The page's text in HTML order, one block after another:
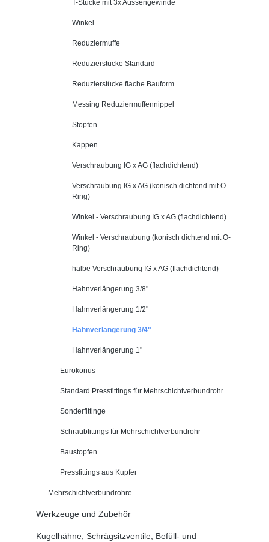
T-Stücke mit 3x Aussengewinde
Winkel
Reduziermuffe
Reduzierstücke Standard
Reduzierstücke flache Bauform
Messing Reduziermuffennippel
Stopfen
Kappen
Verschraubung IG x AG (flachdichtend)
Verschraubung IG x AG (konisch dichtend mit O-
Ring)
Winkel - Verschraubung IG x AG (flachdichtend)
Winkel - Verschraubung (konisch dichtend mit O-
Ring)
halbe Verschraubung IG x AG (flachdichtend)
Hahnverlängerung 3/8"
Hahnverlängerung 1/2"
Hahnverlängerung 3/4"
Hahnverlängerung 1"
Eurokonus
Standard Pressfittings für Mehrschichtverbundrohr
Sonderfittinge
Schraubfittings für Mehrschichtverbundrohr
Baustopfen
Pressfittings aus Kupfer
Mehrschichtverbundrohre
Werkzeuge und Zubehör
Kugelhähne, Schrägsitzventile, Befüll- und